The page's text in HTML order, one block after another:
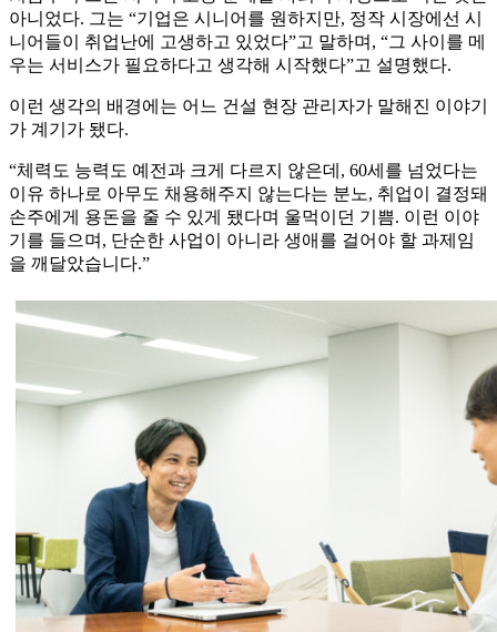
아니었다. 그는 “기업은 시니어를 원하지만, 정작 시장에선 시
니어들이 취업난에 고생하고 있었다”고 말하며, “그 사이를 메
우는 서비스가 필요하다고 생각해 시작했다”고 설명했다.
이런 생각의 배경에는 어느 건설 현장 관리자가 말해진 이야기
가 계기가 됐다.
“체력도 능력도 예전과 크게 다르지 않은데, 60세를 넘었다는
이유 하나로 아무도 채용해주지 않는다는 분노, 취업이 결정돼
손주에게 용돈을 줄 수 있게 됐다며 울먹이던 기쁨. 이런 이야
기를 들으며, 단순한 사업이 아니라 생애를 걸어야 할 과제임
을 깨달았습니다.”